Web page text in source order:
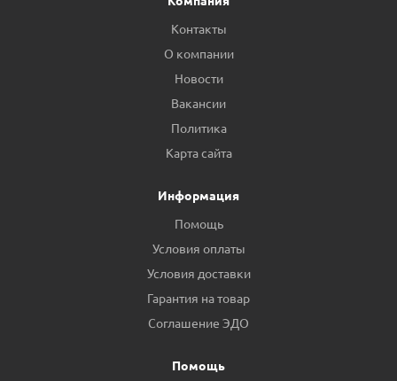
Контакты
О компании
Новости
Вакансии
Политика
Карта сайта
Информация
Помощь
Условия оплаты
Условия доставки
Гарантия на товар
Соглашение ЭДО
Помощь